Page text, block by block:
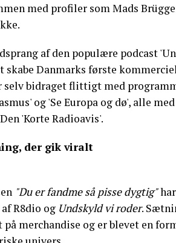
med profiler som Mads
af den populære podcast
skabe Danmarks første
selv bidraget flittigt med
og 'Se Europa og dø', alle
'Korte Radioavis'.
der gik viralt
"Du er fandme så pisse dygtig"
R8dio og Undskyld vi roder.
merchandise og er blevet en